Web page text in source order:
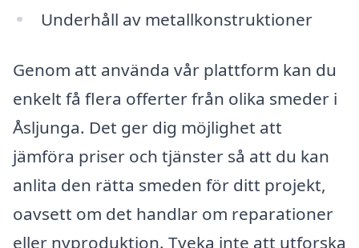
Underhåll av metallkonstruktioner
Genom att använda vår plattform kan du
enkelt få flera offerter från olika smeder i
Åsljunga. Det ger dig möjlighet att
jämföra priser och tjänster så att du kan
anlita den rätta smeden för ditt projekt,
oavsett om det handlar om reparationer
eller nyproduktion. Tveka inte att utforska